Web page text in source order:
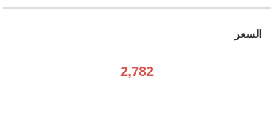
السعر
2,782